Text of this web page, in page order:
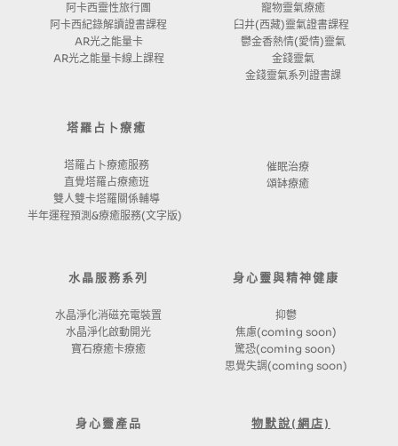
阿卡西靈性旅行團
阿卡西紀錄解讀證書課程
AR光之能量卡
AR光之能量卡線上課程
寵物靈氣療癒
臼井(西藏)靈氣證書課程
鬱金香熱情(愛情)靈氣
金錢靈氣
金錢靈氣系列證書課
塔羅占卜療癒
塔羅占卜療癒服務
直覺塔羅占療癒班
雙人雙卡塔羅關係輔導
半年運程預測&療癒服務(文字版)
催眠治療
頌缽療癒
水晶服務系列
水晶淨化消磁充電裝置
水晶淨化啟動開光
寶石療癒卡療癒
身心靈與精神健康
抑鬱
焦慮(coming soon)
驚恐(coming soon)
思覺失調(coming soon)
身心靈產品 物默說(網店)